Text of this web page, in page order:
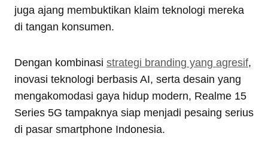
juga ajang membuktikan klaim teknologi mereka
di tangan konsumen.
Dengan kombinasi strategi branding yang agresif,
inovasi teknologi berbasis AI, serta desain yang
mengakomodasi gaya hidup modern, Realme 15
Series 5G tampaknya siap menjadi pesaing serius
di pasar smartphone Indonesia.